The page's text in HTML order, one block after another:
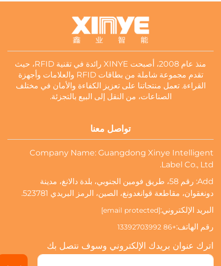
منذ عام 2008، أصبحت XINYE رائدة في تقنية RFID، حيث
تقدم مجموعة شاملة من بطاقات RFID والعلامات وأجهزة
القراءة. تعمل منتجاتنا على تعزيز الكفاءة والأمان في مختلف
الصناعات، من النقل إلى البيع بالتجزئة.
تواصل معنا
Company Name: Guangdong Xinye Intelligent
Label Co., Ltd.
Add: رقم 58، طريق فومين الجنوبي، بلدة دالانغ، مدينة
دونغقوان، مقاطعة قوانغدونغ، الصين، الرمز البريدي 523781.
البريد الإلكتروني:[email protected]
رقم الهاتف:+86 13392703992
اترك عنوان بريدك الإلكتروني وسوف نتصل بك